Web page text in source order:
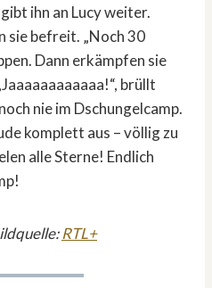
ihn an Lucy weiter.
sie befreit. „Noch 30
Dann erkämpfen sie
brüllt
nie im Dschungelcamp.
komplett aus – völlig zu
alle Sterne! Endlich
RTL+